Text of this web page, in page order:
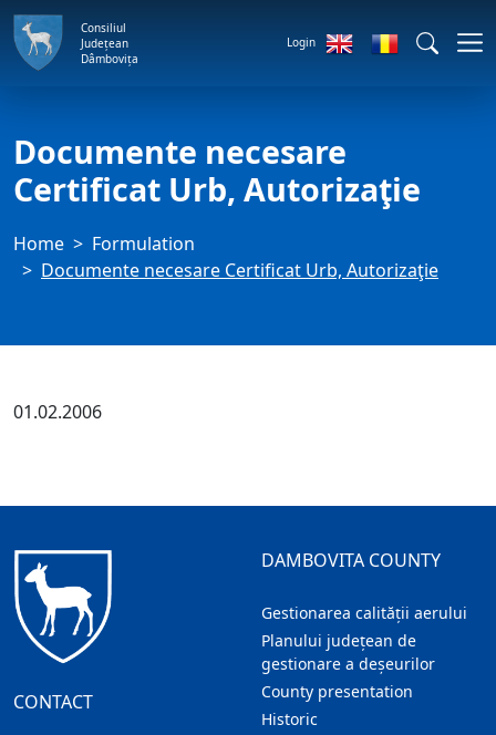
Consiliul
Județean
Dâmbovița
Login
Documente necesare
Certificat Urb, Autorizaţie
Home
Formulation
Documente necesare Certificat Urb, Autorizaţie
01.02.2006
CONTACT
DAMBOVITA COUNTY
Gestionarea calității aerului
Planului județean de
gestionare a deșeurilor
County presentation
Historic